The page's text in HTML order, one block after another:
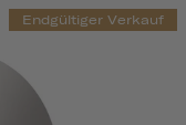
Endgültiger Verkauf